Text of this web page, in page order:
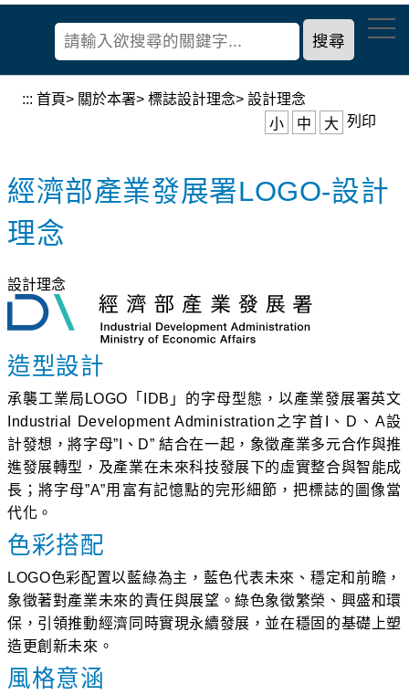
內
::: 首頁> 關於本署> 標誌設計理念> 設計理念
小
中 大 列印
經濟部產業發展署LOGO-設計
理念
設計理念
造型設計
承襲工業局LOGO「IDB」的字母型態，以產業發展署英文
Industrial Development Administration之字首I、D、A設
計發想，將字母”I、D” 結合在一起，象徵產業多元合作與推
進發展轉型，及產業在未來科技發展下的虛實整合與智能成
長；將字母”A”用富有記憶點的完形細節，把標誌的圖像當
代化。
色彩搭配
LOGO色彩配置以藍綠為主，藍色代表未來、穩定和前瞻，
象徵著對產業未來的責任與展望。綠色象徵繁榮、興盛和環
保，引領推動經濟同時實現永續發展，並在穩固的基礎上塑
造更創新未來。
風格意涵